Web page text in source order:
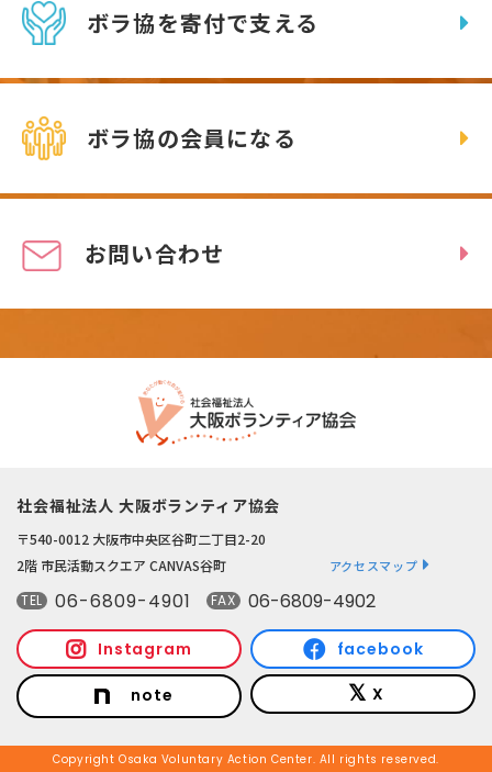
ボラ協を寄付で支える
ボラ協の会員になる
お問い合わせ
社会福祉法人 大阪ボランティア協会
〒540-0012 大阪市中央区谷町二丁目2-20
2階 市民活動スクエア CANVAS谷町
アクセスマップ
TEL 06-6809-4901 FAX 06-6809-4902
Instagram facebook
note X
Copyright Osaka Voluntary Action Center. All rights reserved.